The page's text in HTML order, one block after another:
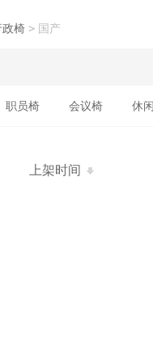
政椅 > 国产
职员椅 会议椅 休
上架时间